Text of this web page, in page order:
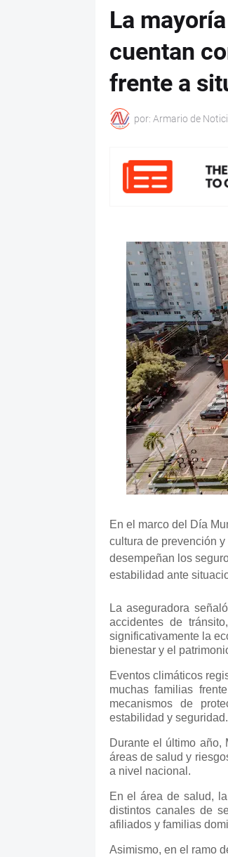
La
cuentan
frente a
por: Armario de
En el marco del Día
cultura de prevención
desempeñan los
estabilidad ante
La aseguradora
accidentes de
significativamente la
bienestar y el
Eventos climáticos
muchas familias
mecanismos de
estabilidad y seguridad.
Durante el último año,
áreas de salud y
a nivel nacional.
En el área de salud,
distintos canales de
afiliados y familias
Asimismo, en el ramo